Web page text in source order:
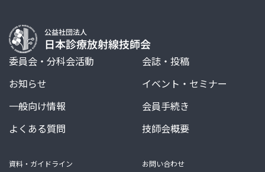
委員会・分科会活動
会誌・投稿
お知らせ
イベント・セミナー
一般向け情報
会員手続き
よくある質問
技師会概要
資料・ガイドライン お問い合わせ